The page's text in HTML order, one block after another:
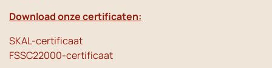
Download onze certificaten:
SKAL-certificaat
FSSC22000-certificaat